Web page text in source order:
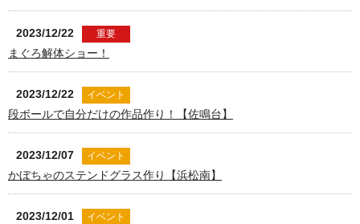
2023/12/22 重要
まぐろ解体ショー！
2023/12/22 イベント
段ボールで自分だけの作品作り！【佐鳴台】
2023/12/07 イベント
かぼちゃのステンドグラス作り【浜松南】
2023/12/01 イベント